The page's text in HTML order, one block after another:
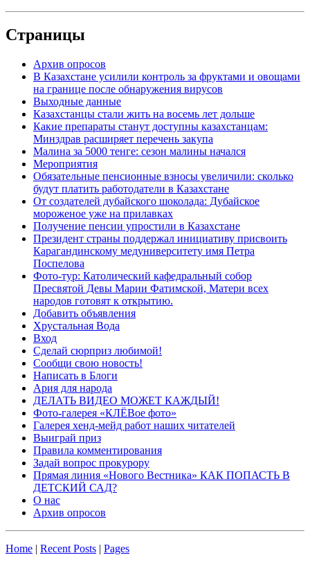
Страницы
Архив опросов
В Казахстане усилили контроль за фруктами и овощами
на границе после обнаружения вирусов
Выходные данные
Казахстанцы стали жить на восемь лет дольше
Какие препараты станут доступны казахстанцам:
Минздрав расширяет перечень закупа
Малина за 5000 тенге: сезон малины начался
Мероприятия
Обязательные пенсионные взносы увеличили: сколько
будут платить работодатели в Казахстане
От создателей дубайского шоколада: Дубайское
мороженое уже на прилавках
Получение пенсии упростили в Казахстане
Президент страны поддержал инициативу присвоить
Карагандинскому медуниверситету имя Петра
Поспелова
Фото-тур: Католический кафедральный собор
Пресвятой Девы Марии Фатимской, Матери всех
народов готовят к открытию.
Добавить объявления
Хрустальная Вода
Вход
Сделай сюрприз любимой!
Сообщи свою новость!
Написать в Блоги
Ария для народа
ДЕЛАТЬ ВИДЕО МОЖЕТ КАЖДЫЙ!
Фото-галерея «КЛЁВое фото»
Галерея хенд-мейд работ наших читателей
Выиграй приз
Правила комментирования
Задай вопрос прокурору
Прямая линия «Нового Вестника» КАК ПОПАСТЬ В
ДЕТСКИЙ САД?
О нас
Архив опросов
Home | Recent Posts | Pages